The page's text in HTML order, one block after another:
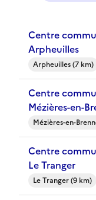
Centre communal d'action sociale (CCAS) -
Arpheuilles
Arpheuilles (7 km)
Centre communal d'action sociale (CCAS) -
Mézières-en-
Mézières-en-
Centre communal d'action sociale (CCAS) -
Le Tranger
Le Tranger (9 km)